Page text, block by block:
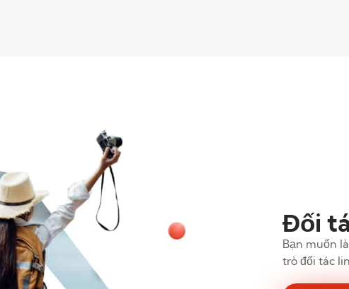
Đối
Bạn muốn
trò đối tác